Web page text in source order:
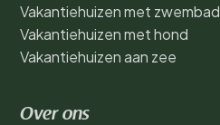
Vakantiehuizen met zwembad
Vakantiehuizen met hond
Vakantiehuizen aan zee
Over ons